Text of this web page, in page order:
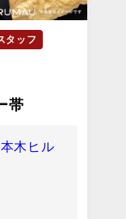
タッフ
帯
木ヒル